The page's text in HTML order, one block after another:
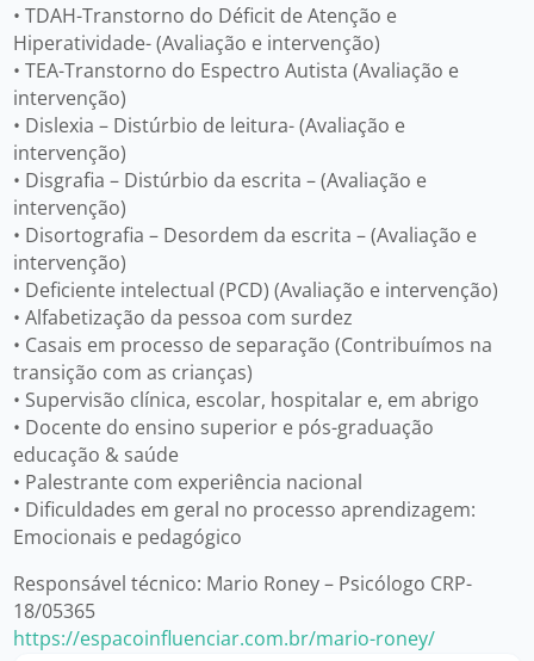
• TDAH-Transtorno do Déficit de Atenção e
Hiperatividade- (Avaliação e intervenção)
• TEA-Transtorno do Espectro Autista (Avaliação e
intervenção)
• Dislexia – Distúrbio de leitura- (Avaliação e
intervenção)
• Disgrafia – Distúrbio da escrita – (Avaliação e
intervenção)
• Disortografia – Desordem da escrita – (Avaliação e
intervenção)
• Deficiente intelectual (PCD) (Avaliação e intervenção)
• Alfabetização da pessoa com surdez
• Casais em processo de separação (Contribuímos na
transição com as crianças)
• Supervisão clínica, escolar, hospitalar e, em abrigo
• Docente do ensino superior e pós-graduação
educação & saúde
• Palestrante com experiência nacional
• Dificuldades em geral no processo aprendizagem:
Emocionais e pedagógico
Responsável técnico: Mario Roney – Psicólogo CRP-
18/05365
https://espacoinfluenciar.com.br/mario-roney/